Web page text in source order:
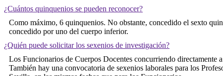
¿Cuántos quinquenios se pueden reconocer?
Como máximo, 6 quinquenios. No obstante, concedido el sexto
concedido por uno del cuerpo inferior.
¿Quién puede solicitar los sexenios de investigación?
Los Funcionarios de Cuerpos Docentes concurriendo directamente
También hay una convocatoria de sexenios laborales para los